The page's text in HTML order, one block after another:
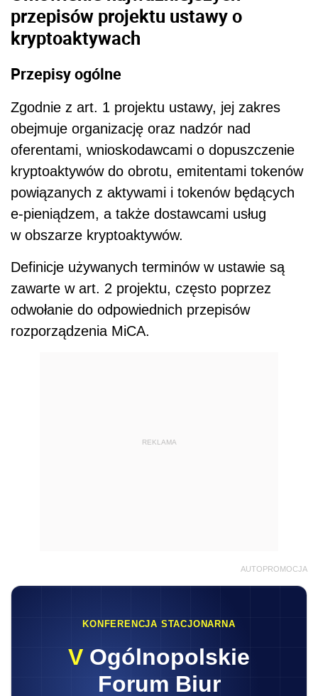
przepisów projektu ustawy o
kryptoaktywach
Przepisy ogólne
Zgodnie z art. 1 projektu ustawy, jej zakres
obejmuje organizację oraz nadzór nad
oferentami, wnioskodawcami o dopuszczenie
kryptoaktywów do obrotu, emitentami tokenów
powiązanych z aktywami i tokenów będących
e-pieniądzem, a także dostawcami usług
w obszarze kryptoaktywów.
Definicje używanych terminów w ustawie są
zawarte w art. 2 projektu, często poprzez
odwołanie do odpowiednich przepisów
rozporządzenia MiCA.
REKLAMA
AUTOPROMOCJA
KONFERENCJA STACJONARNA
V Ogólnopolskie
Forum Biur